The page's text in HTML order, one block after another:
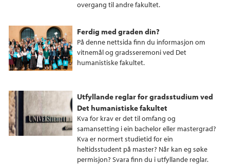
overgang til andre fakultet.
Ferdig med graden din?
På denne nettsida finn du informasjon om
vitnemål og gradsseremoni ved Det
humanistiske fakultet.
Utfyllande reglar for gradsstudium ved
Det humanistiske fakultet
Kva for krav er det til omfang og
samansetting i ein bachelor eller mastergrad?
Kva er normert studietid for ein
heltidsstudent på master? Når kan eg søke
permisjon? Svara finn du i utfyllande reglar.